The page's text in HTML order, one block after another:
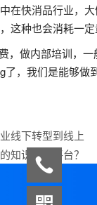
在快消品行业，
这种也会消耗一
做内部培训，一
了，我们是能够
线下转型到线上
知识服务平台？